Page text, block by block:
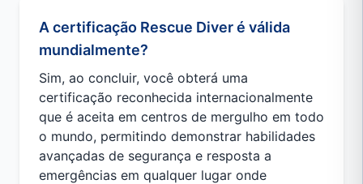
A certificação Rescue Diver é válida
mundialmente?
Sim, ao concluir, você obterá uma
certificação reconhecida internacionalmente
que é aceita em centros de mergulho em todo
o mundo, permitindo demonstrar habilidades
avançadas de segurança e resposta a
emergências em qualquer lugar onde